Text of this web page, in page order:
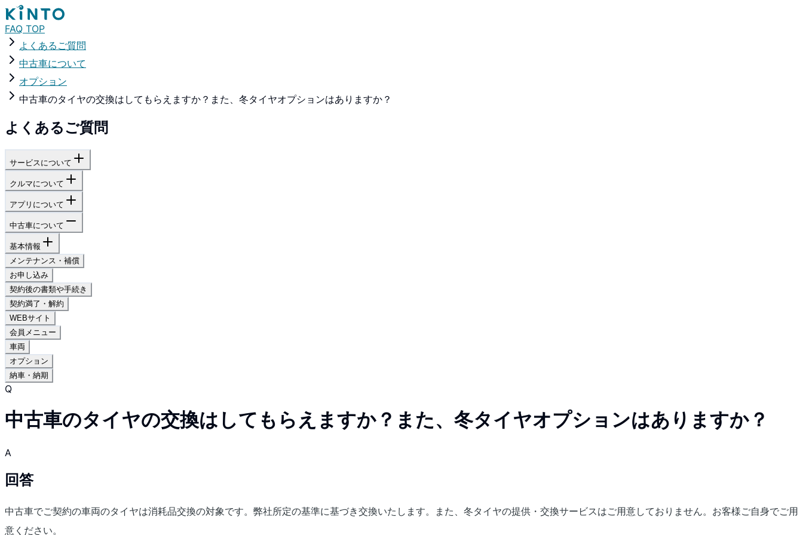
FAQ TOP
よくあるご質問
中古車について
オプション
中古車のタイヤの交換はしてもらえますか？また、冬タイヤオプションはありますか？
よくあるご質問
サービスについて
クルマについて
アプリについて
中古車について
基本情報
メンテナンス・補償
お申し込み
契約後の書類や手続き
契約満了・解約
WEBサイト
会員メニュー
車両
オプション
納車・納期
Q
中古車のタイヤの交換はしてもらえますか？また、冬タイヤオプションはありますか？
A
回答
中古車でご契約の車両のタイヤは消耗品交換の対象です。弊社所定の基準に基づき交換いたします。また、冬タイヤの提供・交換サービスはご用意しておりません。お客様ご自身でご用
意ください。